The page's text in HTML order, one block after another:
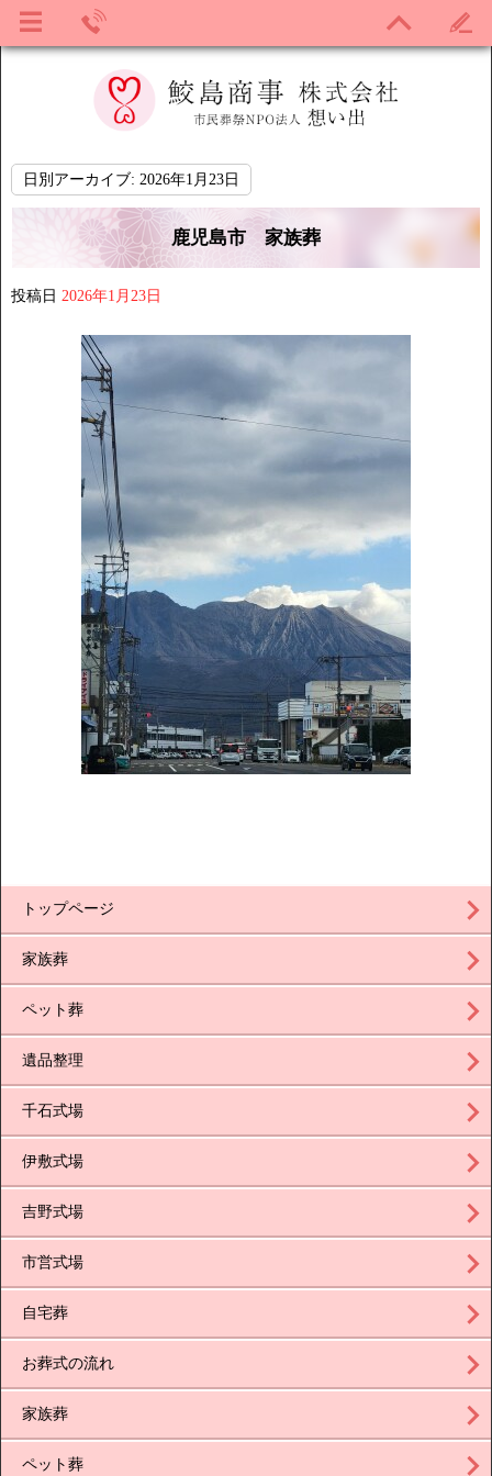
日別アーカイブ: 2026年1月23日
鹿児島市 家族葬
投稿日 2026年1月23日
トップページ
家族葬
ペット葬
遺品整理
千石式場
伊敷式場
吉野式場
市営式場
自宅葬
お葬式の流れ
家族葬
ペット葬